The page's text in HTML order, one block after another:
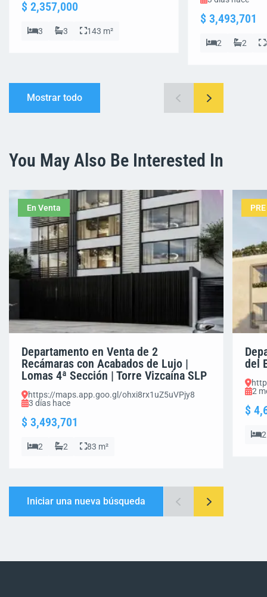
$ 2,357,000
3 3 143 m²
$ 3,493,701
2 2
Mostrar todo
You May Also Be Interested In
En Venta
Departamento en Venta de 2
Recámaras con Acabados de Lujo |
Lomas 4ª Sección | Torre Vizcaína SLP
https://maps.app.goo.gl/ohxi8rx1uZ5uVPjy8
3 días hace
$ 3,493,701
2 2 83 m²
del
2
$
2
Iniciar una nueva búsqueda